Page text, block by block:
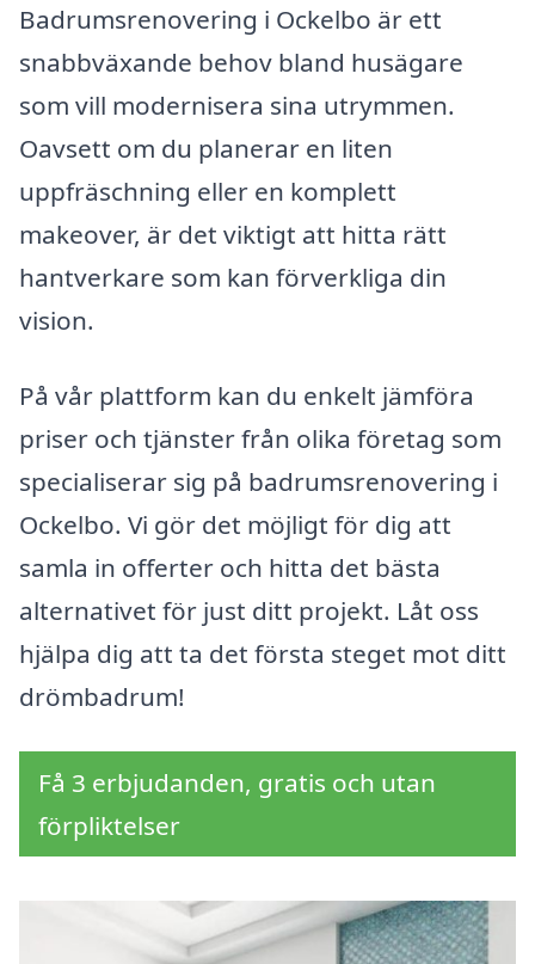
Badrumsrenovering i Ockelbo är ett
snabbväxande behov bland husägare
som vill modernisera sina utrymmen.
Oavsett om du planerar en liten
uppfräschning eller en komplett
makeover, är det viktigt att hitta rätt
hantverkare som kan förverkliga din
vision.
På vår plattform kan du enkelt jämföra
priser och tjänster från olika företag som
specialiserar sig på badrumsrenovering i
Ockelbo. Vi gör det möjligt för dig att
samla in offerter och hitta det bästa
alternativet för just ditt projekt. Låt oss
hjälpa dig att ta det första steget mot ditt
drömbadrum!
Få 3 erbjudanden, gratis och utan
förpliktelser